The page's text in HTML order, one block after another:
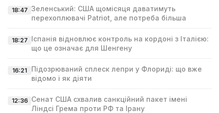
18:47 Зеленський: США щомісяця даватимуть
перехоплювачі Patriot, але потреба більша
18:27 Іспанія відновлює контроль на кордоні з Італією:
що це означає для Шенгену
16:21
Підозрюваний сплеск лепри у Флориді: що вже
відомо і як діяти
12:36 Сенат США схвалив санкційний пакет імені
Ліндсі Гремa проти РФ та Ірану